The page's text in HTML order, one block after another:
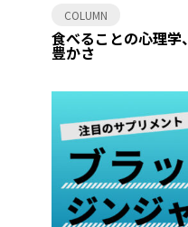
COLUMN
食べることの心理学
豊かさ